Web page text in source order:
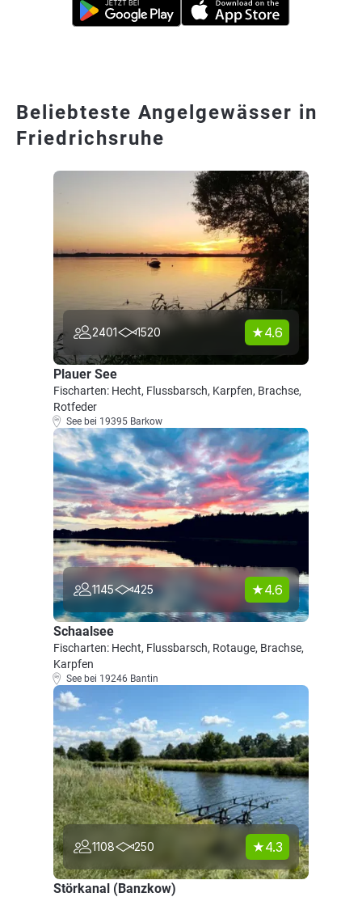
Beliebteste Angelgewässer in
Friedrichsruhe
2401 1520 4.6
Plauer See
Fischarten: Hecht, Flussbarsch, Karpfen, Brachse,
Rotfeder
See bei 19395 Barkow
1145 425 4.6
Schaalsee
Fischarten: Hecht, Flussbarsch, Rotauge, Brachse,
Karpfen
See bei 19246 Bantin
1108 250 4.3
Störkanal (Banzkow)